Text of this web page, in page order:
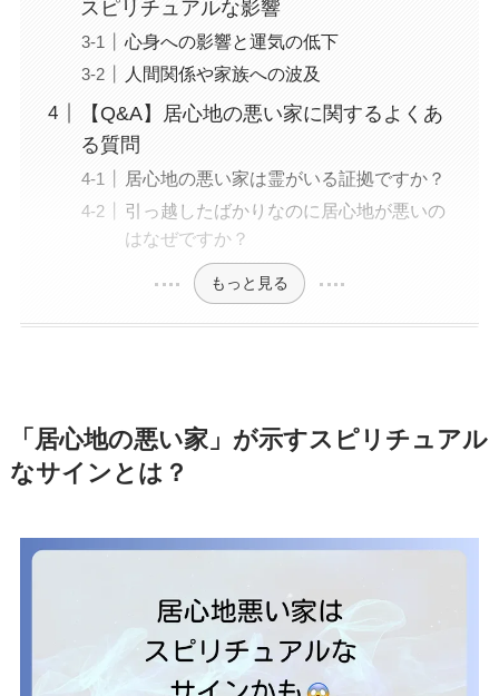
スピリチュアルな影響
心身への影響と運気の低下
人間関係や家族への波及
【Q&A】居心地の悪い家に関するよくあ
る質問
居心地の悪い家は霊がいる証拠ですか？
引っ越したばかりなのに居心地が悪いの
はなぜですか？
もっと見る
「居心地の悪い家」が示すスピリチュアル
なサインとは？